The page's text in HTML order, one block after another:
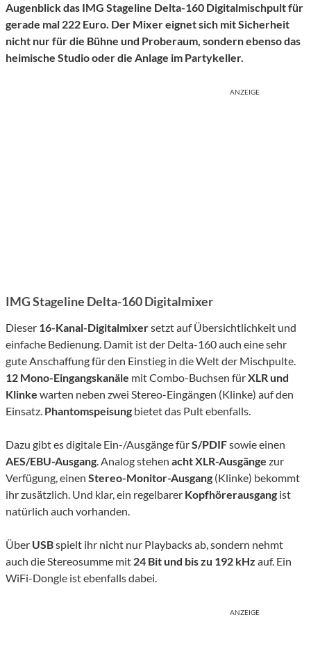
Augenblick das IMG Stageline Delta-160 Digitalmischpult für
gerade mal 222 Euro. Der Mixer eignet sich mit Sicherheit
nicht nur für die Bühne und Proberaum, sondern ebenso das
heimische Studio oder die Anlage im Partykeller.
ANZEIGE
IMG Stageline Delta-160 Digitalmixer
Dieser 16-Kanal-Digitalmixersetzt auf Übersichtlichkeit und
einfache Bedienung. Damit ist der Delta-160 auch eine sehr
gute Anschaffung für den Einstieg in die Welt der Mischpulte.
12 Mono-Eingangskanäle mit Combo-Buchsen fürXLR und
Klinke warten neben zwei Stereo-Eingängen (Klinke) auf den
Einsatz. Phantomspeisung bietet das Pult ebenfalls.
Dazu gibt es digitale Ein-/Ausgänge fürS/PDIFsowie einen
AES/EBU-Ausgang. Analog stehen acht XLR-Ausgänge zur
Verfügung, einen Stereo-Monitor-Ausgang (Klinke) bekommt
ihr zusätzlich. Und klar, ein regelbarer Kopfhörerausgang ist
natürlich auch vorhanden.
Über USBspielt ihr nicht nur Playbacks ab, sondern nehmt
auch die Stereosumme mit 24 Bit und bis zu 192 kHz auf. Ein
WiFi-Dongle ist ebenfalls dabei.
ANZEIGE